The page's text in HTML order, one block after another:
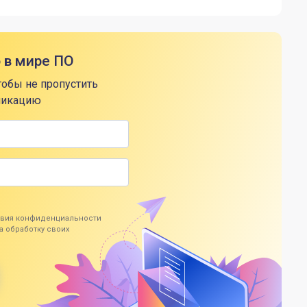
в мире ПО
не пропустить
конфиденциальности
обработку своих